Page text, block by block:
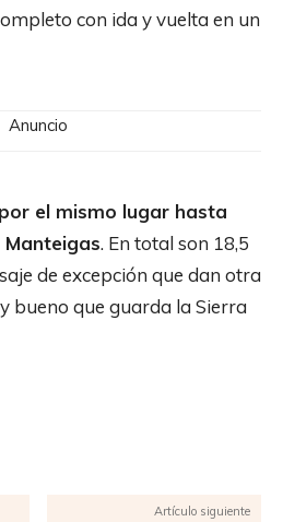
con ida y vuelta en un
Anuncio
el mismo lugar hasta
. En total son 18,5
de excepción que dan otra
bueno que guarda la Sierra
Artículo siguiente